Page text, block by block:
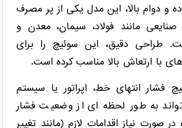
و دوام بالا، این مدل یکی از پر مصرف
مانند فولاد، سیمان، معدن و
طراحی دقیق، این سوئیچ را برای
با ارتعاش بالا مناسب کرده است.
فشار انتهای خط، اپراتور یا سیستم
به طور لحظه ای از وضعیت فشار